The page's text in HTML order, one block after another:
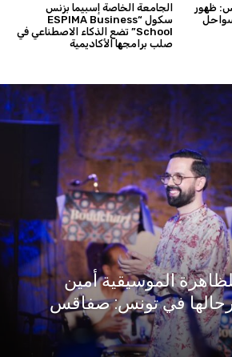
الجامعة الخاصة إسبيما بزنس
سكول “ESPIMA Business
School” تضع الذكاء الاصطناعي في
صلب برامجها الأكاديمية
ظهور
الموسيقية أمين
في تونس: صفاقس